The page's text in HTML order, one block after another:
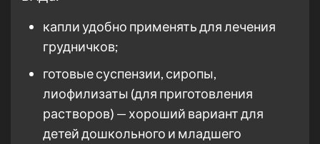
капли удобно применять для лечения
грудничков;
готовые суспензии, сиропы,
лиофилизаты (для приготовления
растворов) — хороший вариант для
детей дошкольного и младшего